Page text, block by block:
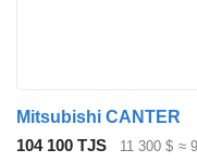
Mitsubishi CANTER
104 100 TJS
11 300 $ ≈